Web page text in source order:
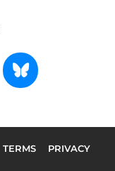
TERMS
PRIVACY